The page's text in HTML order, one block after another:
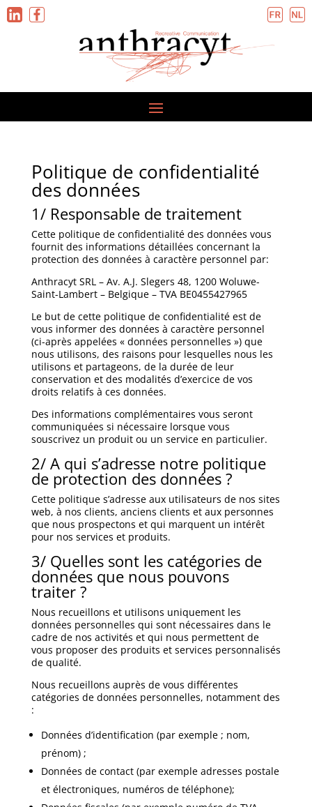
Politique de confidentialité
des données
1/ Responsable de traitement
Cette politique de confidentialité des données vous
fournit des informations détaillées concernant la
protection des données à caractère personnel par:
Anthracyt SRL – Av. A.J. Slegers 48, 1200 Woluwe-
Saint-Lambert– Belgique – TVA BE0455427965
Le but de cette politique de confidentialité est de
vous informer des données à caractère personnel
(ci-après appelées « données personnelles ») que
nous utilisons, des raisons pour lesquelles nous les
utilisons et partageons, de la durée de leur
conservation et des modalités d’exercice de vos
droits relatifs à ces données.
Des informations complémentaires vous seront
communiquées si nécessaire lorsque vous
souscrivez un produit ou un service en particulier.
2/ A qui s’adresse notre politique
de protection des données ?
Cette politique s’adresse aux utilisateurs de nos sites
web, à nos clients, anciens clients et aux personnes
que nous prospectons et qui marquent un intérêt
pour nos services et produits.
3/ Quelles sont les catégories de
données que nous pouvons
traiter ?
Nous recueillons et utilisons uniquement les
données personnelles qui sont nécessaires dans le
cadre de nos activités et qui nous permettent de
vous proposer des produits et services personnalisés
de qualité.
Nous recueillons auprès de vous différentes
catégories de données personnelles, notamment des
:
Données d’identification (par exemple ; nom,
prénom) ;
Données de contact (par exemple adresses postale
et électroniques, numéros de téléphone);